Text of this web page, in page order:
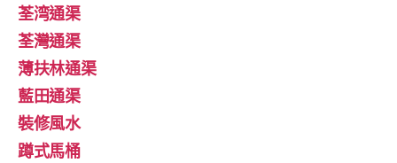
荃湾通渠
荃灣通渠
薄扶林通渠
藍田通渠
裝修風水
蹲式馬桶